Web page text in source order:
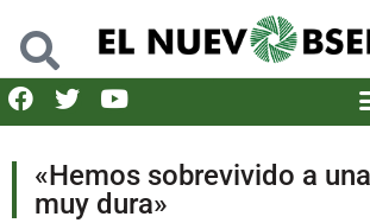
«Hemos sobrevivido a
muy dura»